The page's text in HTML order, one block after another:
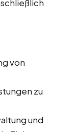
von
zu
und